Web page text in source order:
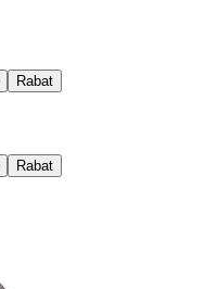
Rabat
Rabat